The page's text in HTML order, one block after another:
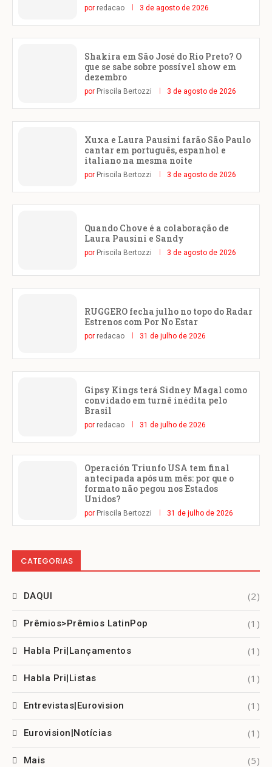
por redacao 3 de agosto de 2026
Shakira em São José do Rio Preto? O
que se sabe sobre possível show em
dezembro
por Priscila Bertozzi 3 de agosto de 2026
Xuxa e Laura Pausini farão São Paulo
cantar em português, espanhol e
italiano na mesma noite
por Priscila Bertozzi 3 de agosto de 2026
Quando Chove é a colaboração de
Laura Pausini e Sandy
por Priscila Bertozzi 3 de agosto de 2026
RUGGERO fecha julho no topo do Radar
Estrenos com Por No Estar
por redacao 31 de julho de 2026
Gipsy Kings terá Sidney Magal como
convidado em turnê inédita pelo
Brasil
por redacao 31 de julho de 2026
Operación Triunfo USA tem final
antecipada após um mês: por que o
formato não pegou nos Estados
Unidos?
por Priscila Bertozzi 31 de julho de 2026
CATEGORIAS
DAQUI (2)
Prêmios>Prêmios LatinPop (1)
Habla Pri|Lançamentos (1)
Habla Pri|Listas (1)
Entrevistas|Eurovision (1)
Eurovision|Notícias (1)
Mais (5)